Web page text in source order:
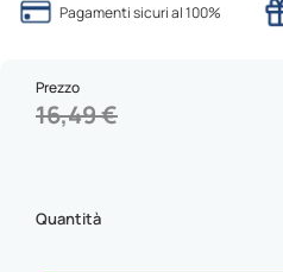
Pagamenti sicuri al 100%
Prezzo
16,49 €
Quantità